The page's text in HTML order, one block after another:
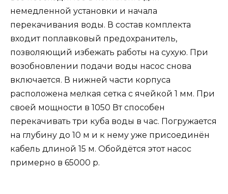
немедленной установки и начала
перекачивания воды. В состав комплекта
входит поплавковый предохранитель,
позволяющий избежать работы на сухую. При
возобновлении подачи воды насос снова
включается. В нижней части корпуса
расположена мелкая сетка с ячейкой 1 мм. При
своей мощности в 1050 Вт способен
перекачивать три куба воды в час. Погружается
на глубину до 10 м и к нему уже присоединён
кабель длиной 15 м. Обойдётся этот насос
примерно в 65000 р.